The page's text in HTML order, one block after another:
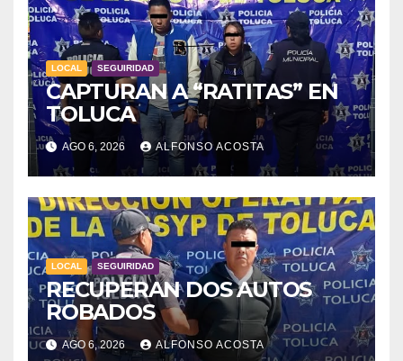
LOCAL SEGUIRIDAD
CAPTURAN A “RATITAS” EN
TOLUCA
AGO 6, 2026 ALFONSO ACOSTA
LOCAL SEGUIRIDAD
RECUPERAN DOS AUTOS
ROBADOS
AGO 6, 2026 ALFONSO ACOSTA